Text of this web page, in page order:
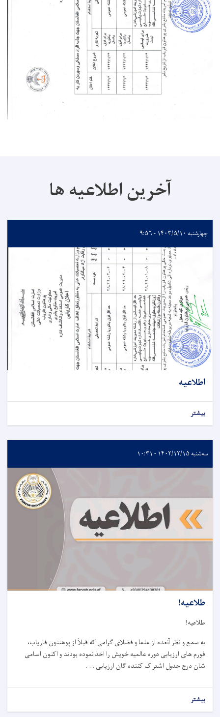
آخرین اطلاعیه ها
چهارشنبه ۱۴۰۳/۵/۱۰ - ۹:۵۶
اطلاعیه
بیشتر
سه‌شنبه ۱۴۰۲/۱۲/۱۵ - ۱۰:۳۱
طلاعیه!
طلاعیه!
به سمع و نظر آنعده از علما و فضلای گرامی که قبلاً از پوهنتون فاریاب،
فورم های ارزیابی دوره عالمیه خویش را اخذ نموده بودند و اکنون اسامی
شان درج جدول اشتراک کننده گان ارزیابی . . .
بیشتر